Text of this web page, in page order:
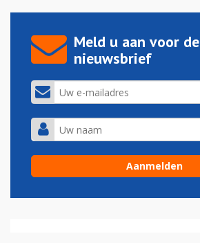
Meld u aan voor de
nieuwsbrief